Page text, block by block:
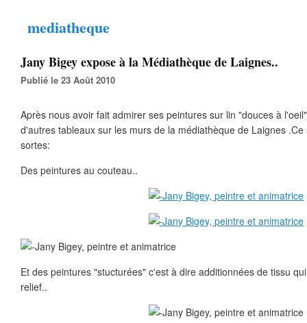
mediatheque
Jany Bigey expose à la Médiathèque de Laignes..
Publié le 23 Août 2010
Après nous avoir fait admirer ses peintures sur lin "douces à
d'autres tableaux sur les murs de la médiathèque de Laignes
sortes:
Des peintures au couteau..
Et des peintures "stucturées" c'est à dire additionnées de tissu
relief..